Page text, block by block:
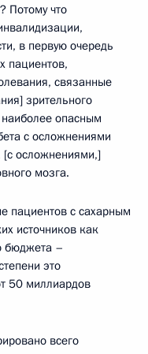
Потому что
в первую очередь
пациентов,
связанные
зрительного
опасным
с осложнениями
[с осложнениями,]
мозга.
пациентов с сахарным
источников как
бюджета –
это
50 миллиардов
всего